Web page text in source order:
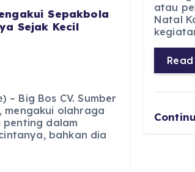
Sepakbola
Sejak Kecil
– Big Bos CV. Sumber
mengakui olahraga
penting dalam
bahkan dia
c
e
b
o
atau
Natal